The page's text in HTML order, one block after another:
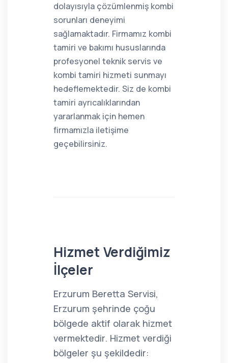
dolayısıyla çözümlenmiş kombi
sorunları deneyimi
sağlamaktadır. Firmamız kombi
tamiri ve bakımı hususlarında
profesyonel teknik servis ve
kombi tamiri hizmeti sunmayı
hedeflemektedir. Siz de kombi
tamiri ayrıcalıklarından
yararlanmak için hemen
firmamızla iletişime
geçebilirsiniz.
Hizmet Verdiğimiz
İlçeler
Erzurum Beretta Servisi,
Erzurum şehrinde çoğu
bölgede aktif olarak hizmet
vermektedir. Hizmet verdiği
bölgeler şu şekildedir: